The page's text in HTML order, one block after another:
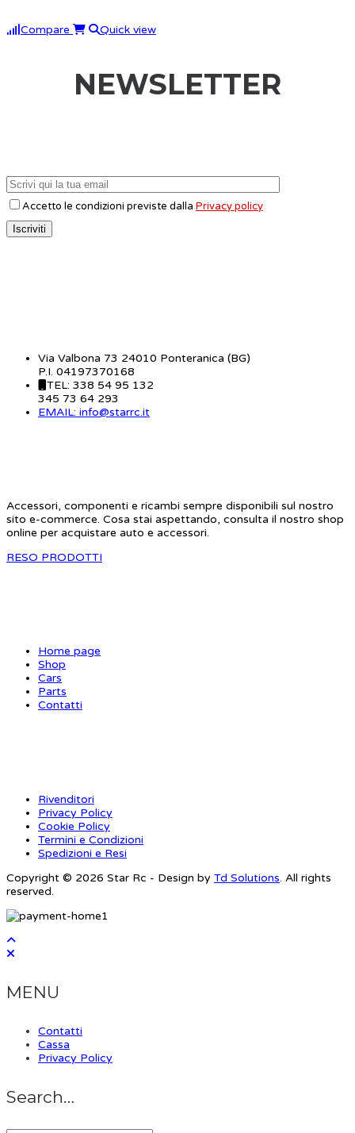
Compare Quick view
NEWSLETTER
Accetto le condizioni previste dalla Privacy policy
Via Valbona 73 24010 Ponteranica (BG)
P.I. 04197370168
TEL: 338 54 95 132
345 73 64 293
EMAIL: info@starrc.it
Accessori, componenti e ricambi sempre disponibili sul nostro
sito e-commerce. Cosa stai aspettando, consulta il nostro shop
online per acquistare auto e accessori.
RESO PRODOTTI
Home page
Shop
Cars
Parts
Contatti
Rivenditori
Privacy Policy
Cookie Policy
Termini e Condizioni
Spedizioni e Resi
Copyright © 2026 Star Rc - Design by Td Solutions. All rights
reserved.
MENU
Contatti
Cassa
Privacy Policy
Search…